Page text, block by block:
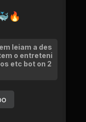
leiam a des
o entreteni
etc bot on 2